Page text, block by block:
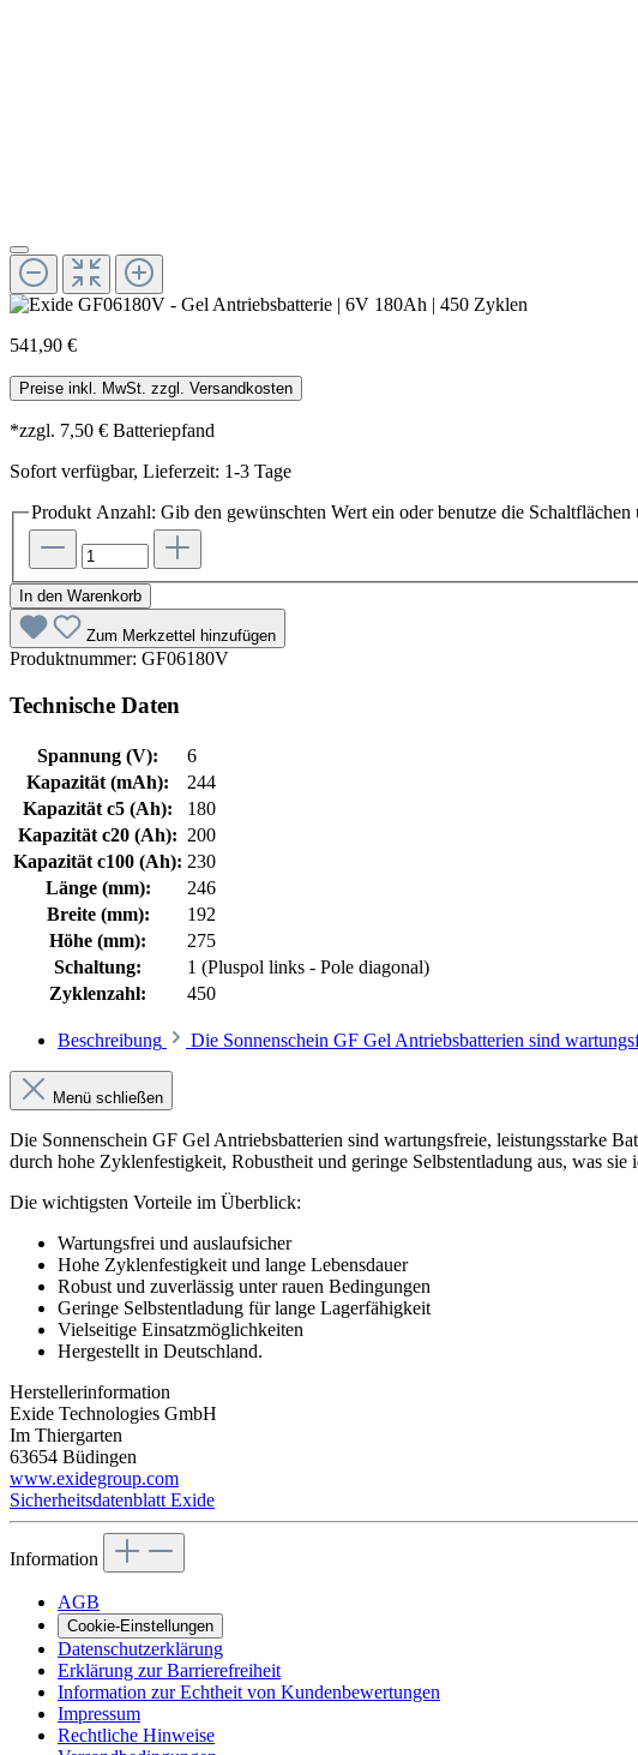
541,90 €
Preise inkl. MwSt. zzgl. Versandkosten
*zzgl. 7,50 € Batteriepfand
Sofort verfügbar, Lieferzeit: 1-3 Tage
Produkt Anzahl: Gib den gewünschten Wert ein oder benutze die
In den Warenkorb
Zum Merkzettel hinzufügen
Produktnummer: GF06180V
Technische Daten
Spannung (V):
6
Kapazität (mAh):
244
Kapazität c5 (Ah):
180
Kapazität c20 (Ah): 200
Kapazität c100 (Ah): 230
Länge (mm):
246
Breite (mm):
192
Höhe (mm):
275
Schaltung:
1 (Pluspol links - Pole diagonal)
Zyklenzahl:
450
Beschreibung Die Sonnenschein GF Gel Antriebsbatterien sind
Menü schließen
Die Sonnenschein GF Gel Antriebsbatterien sind wartungsfreie, leistungsstarke
durch hohe Zyklenfestigkeit, Robustheit und geringe Selbstentladung aus, was
Die wichtigsten Vorteile im Überblick:
Wartungsfrei und auslaufsicher
Hohe Zyklenfestigkeit und lange Lebensdauer
Robust und zuverlässig unter rauen Bedingungen
Geringe Selbstentladung für lange Lagerfähigkeit
Vielseitige Einsatzmöglichkeiten
Hergestellt in Deutschland.
Herstellerinformation
Exide Technologies GmbH
Im Thiergarten
63654 Büdingen
www.exidegroup.com
Sicherheitsdatenblatt Exide
Information
AGB
Cookie-Einstellungen
Datenschutzerklärung
Erklärung zur Barrierefreiheit
Information zur Echtheit von Kundenbewertungen
Impressum
Rechtliche Hinweise